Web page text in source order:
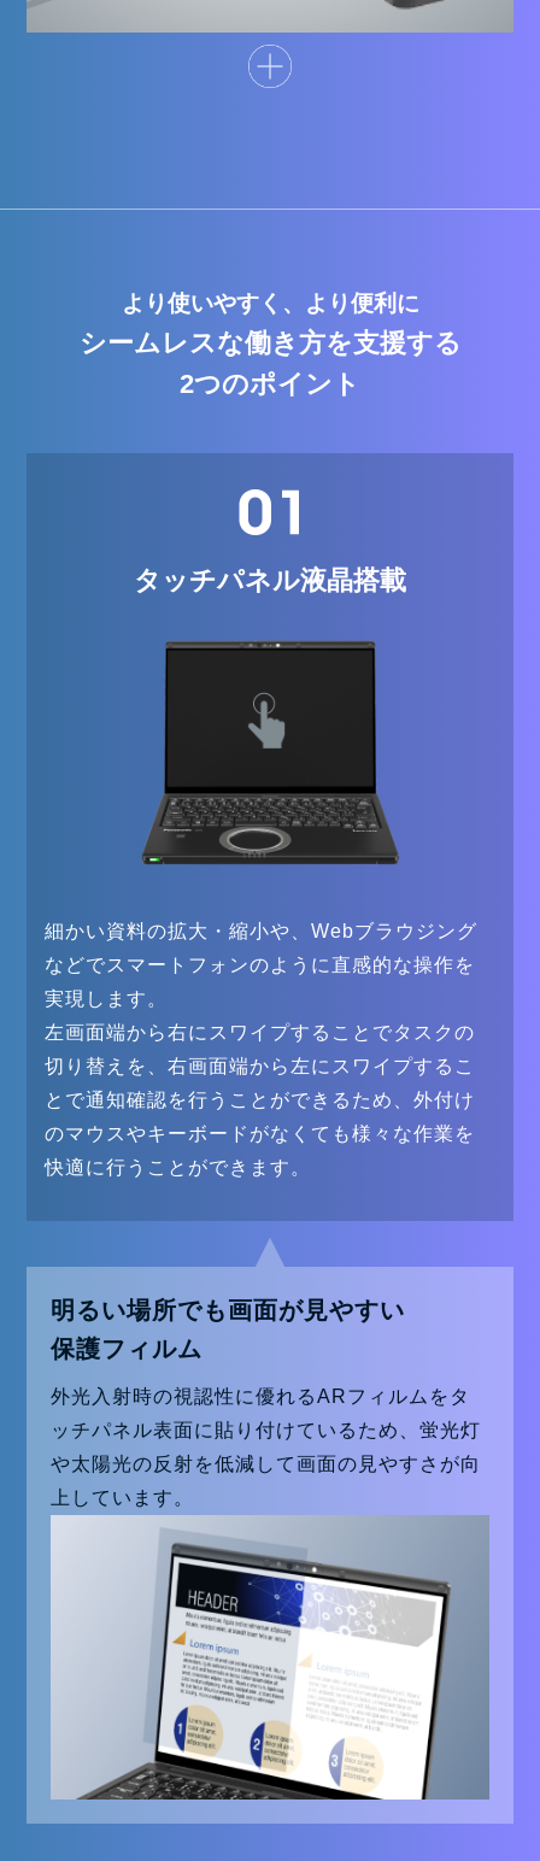
より使いやすく、より便利に
シームレスな働き方を支援する
2つのポイント
タッチパネル液晶搭載
細かい資料の拡大・縮小や、Webブラウジング
などでスマートフォンのように直感的な操作を
実現します。
左画面端から右にスワイプすることでタスクの
切り替えを、右画面端から左にスワイプするこ
とで通知確認を行うことができるため、外付け
のマウスやキーボードがなくても様々な作業を
快適に行うことができます。
明るい場所でも画面が見やすい
保護フィルム
外光入射時の視認性に優れるARフィルムをタ
ッチパネル表面に貼り付けているため、蛍光灯
や太陽光の反射を低減して画面の見やすさが向
上しています。